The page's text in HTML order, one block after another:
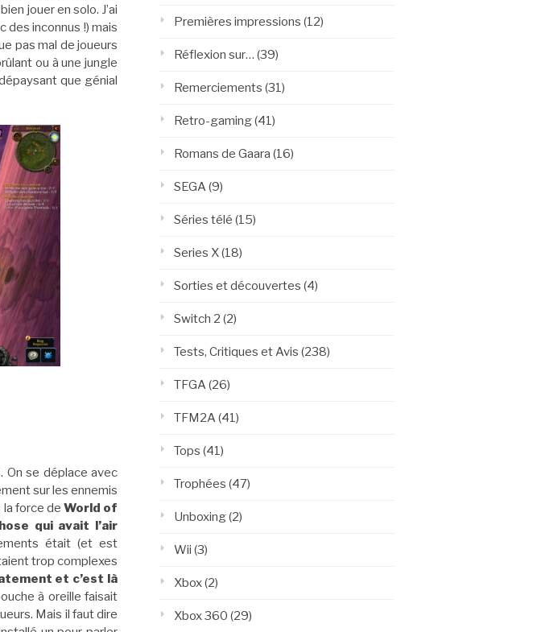
jouer en solo. J’ai
inconnus !) mais
pas mal de joueurs
ou à une jungle
que génial
On se déplace avec
sur les ennemis
la force de World of
qui avait l’air
était (et est
trop complexes
et c’est là
à oreille faisait
Mais il faut dire
Premières impressions (12)
Réflexion sur… (39)
Remerciements (31)
Retro-gaming(41)
Romans de Gaara (16)
SEGA (9)
Séries télé (15)
Series X(18)
Sorties et découvertes (4)
Switch 2 (2)
Tests, Critiques et Avis (238)
TFGA (26)
TFM2A (41)
Tops (41)
Trophées (47)
Unboxing(2)
Wii (3)
Xbox(2)
Xbox 360 (29)